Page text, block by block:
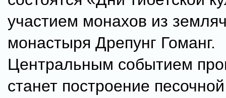
участием монахов из
монастыря Дрепунг Гоманг.
Центральным событием
станет построение